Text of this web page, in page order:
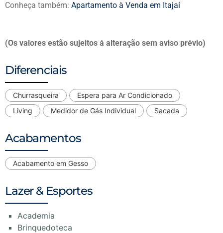
Conheça também: Apartamento à Venda em Itajaí
(Os valores estão sujeitos á alteração sem aviso prévio)
Diferenciais
Churrasqueira
Espera para Ar Condicionado
Living
Medidor de Gás Individual Sacada
Acabamentos
Acabamento em Gesso
Lazer & Esportes
Academia
Brinquedoteca